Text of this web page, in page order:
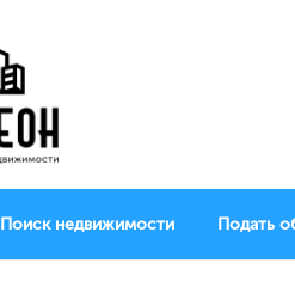
Поиск недвижимости Подать